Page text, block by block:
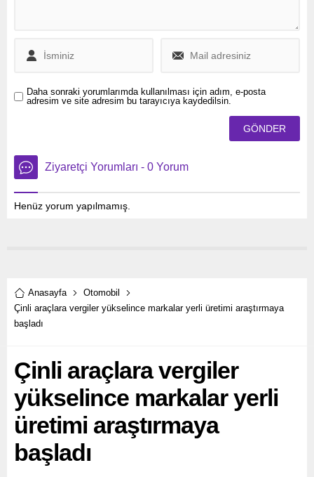
Daha sonraki yorumlarımda kullanılması için adım, e-posta
adresim ve site adresim bu tarayıcıya kaydedilsin.
Ziyaretçi Yorumları - 0 Yorum
Henüz yorum yapılmamış.
Anasayfa
Otomobil
Çinli araçlara vergiler yükselince markalar yerli üretimi araştırmaya
başladı
Çinli araçlara vergiler
yükselince markalar yerli
üretimi araştırmaya
başladı